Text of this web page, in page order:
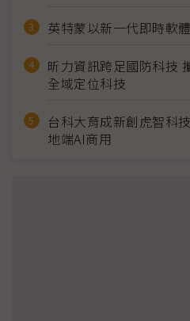
英特蒙以新一代即時軟
昕力資訊跨足國防科技
全域定位科技
台科大育成新創虎智科
地端AI商用